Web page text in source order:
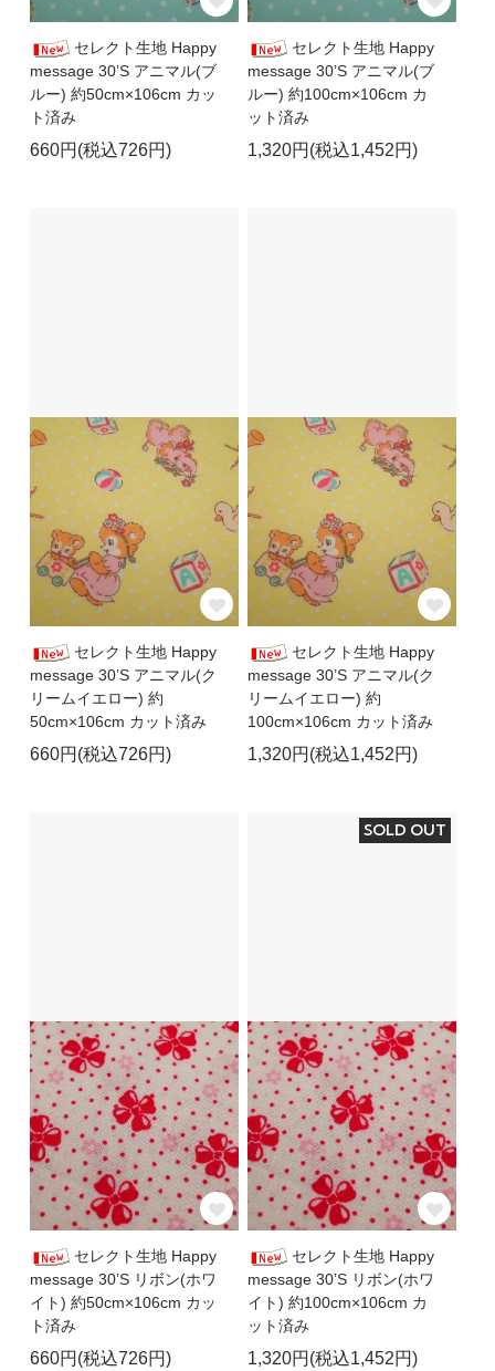
セレクト生地 Happy
message 30’S アニマル(ブ
ルー) 約50cm×106cm カッ
ト済み
660円(税込726円)
セレクト生地 Happy
message 30’S アニマル(ブ
ルー) 約100cm×106cm カ
ット済み
1,320円(税込1,452円)
セレクト生地 Happy
message 30’S アニマル(ク
リームイエロー) 約
50cm×106cm カット済み
660円(税込726円)
セレクト生地 Happy
message 30’S アニマル(ク
リームイエロー) 約
100cm×106cm カット済み
1,320円(税込1,452円)
セレクト生地 Happy
message 30’S リボン(ホワ
イト) 約50cm×106cm カッ
ト済み
660円(税込726円)
SOLD OUT
セレクト生地 Happy
message 30’S リボン(ホワ
イト) 約100cm×106cm カ
ット済み
1,320円(税込1,452円)